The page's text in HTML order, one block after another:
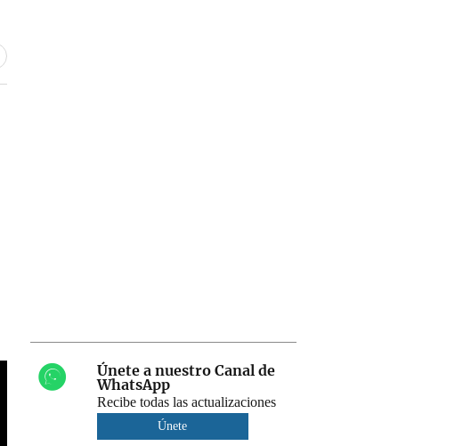
Únete a nuestro Canal de
WhatsApp
Recibe todas las actualizaciones
Únete